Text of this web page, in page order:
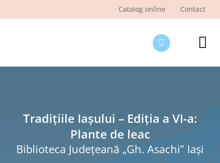
Catalog online Contact
Tradițiile Iașului – Ediția a VI-a:
Plante de leac
Biblioteca Judeţeană „Gh. Asachi” Iaşi